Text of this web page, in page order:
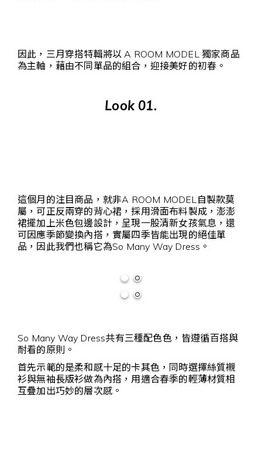
因此，三月穿搭特輯將以 A ROOM MODEL 獨家商品
為主軸，藉由不同單品的組合，迎接美好的初春。
Look 01.
這個月的注目商品，就非A ROOM MODEL自製款莫
屬，可正反兩穿的背心裙，採用滑面布料製成，澎澎
裙擺加上米色包邊設計，呈現一股清新女孩氣息，還
可因應季節變換內搭，實屬四季皆能出現的絕佳單
品，因此我們也稱它為So Many Way Dress。
So Many Way Dress共有三種配色色，皆遵循百搭與
耐看的原則。
首先示範的是柔和感十足的卡其色，同時選擇絲質襯
衫與無袖長版衫做為內搭，用適合春季的輕薄材質相
互疊加出巧妙的層次感。